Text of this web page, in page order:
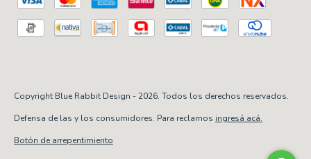
Copyright Blue Rabbit Design - 2026. Todos los derechos reservados.
Defensa de las y los consumidores. Para reclamos ingresá acá.
Botón de arrepentimiento